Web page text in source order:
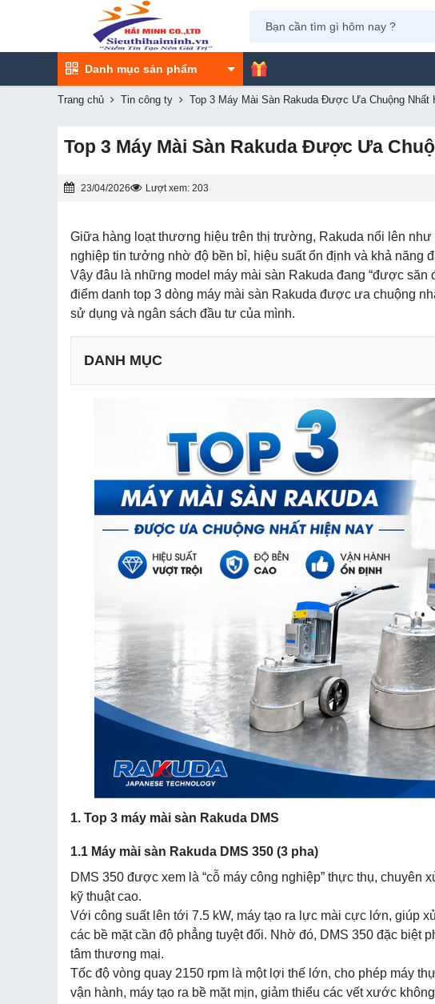
Danh mục sản phẩm
Trang chủ Tin công ty Top 3 Máy Mài Sàn Rakuda Được Ưa Chuộng Nhất
Top 3 Máy Mài Sàn Rakuda Được Ưa
23/04/2026 Lượt xem: 203
Giữa hàng loạt thương hiệu trên thị trường, Rakuda nổi lên
nghiệp tin tưởng nhờ độ bền bỉ, hiệu suất ổn định và khả năng
Vậy đâu là những model máy mài sàn Rakuda đang “được
điểm danh top 3 dòng máy mài sàn Rakuda được ưa chuộng
sử dụng và ngân sách đầu tư của mình.
DANH MỤC
1.2 Máy mài sàn bê tông Rakuda DMS 250 (3 pha - 380V)
1.3 Máy mài sàn Rakuda DMS 250 (1 pha - 220V)
1. Top 3 máy mài sàn Rakuda DMS
1.1 Máy mài sàn Rakuda DMS 350 (3 pha)
DMS 350 được xem là “cỗ máy công nghiệp” thực thụ,
kỹ thuật cao.
Với công suất lên tới 7.5 kW, máy tạo ra lực mài cực lớn, giúp
các bề mặt cần độ phẳng tuyệt đối. Nhờ đó, DMS 350 đặc biệt
tâm thương mại.
Tốc độ vòng quay 2150 rpm là một lợi thế lớn, cho phép máy
vận hành, máy tạo ra bề mặt mịn, giảm thiểu các vết xước